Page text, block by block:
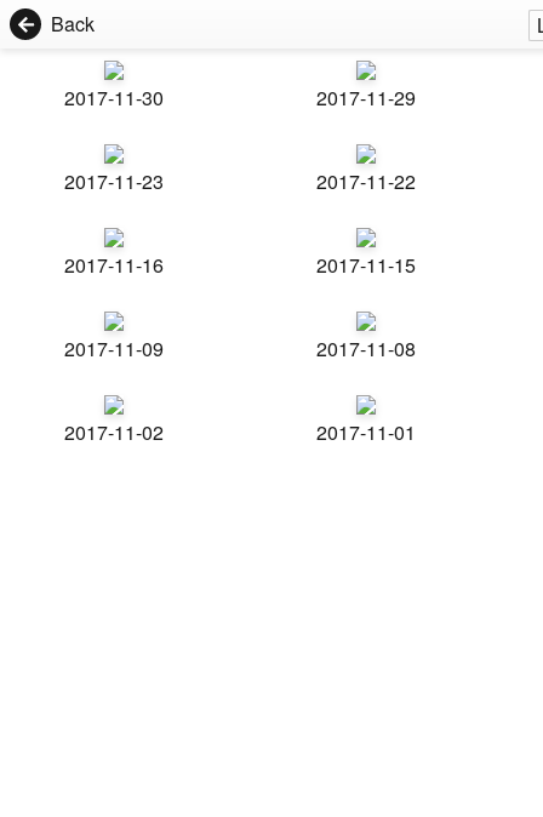
Back
2017-11-30 2017-11-29
2017-11-23 2017-11-22
2017-11-16 2017-11-15
2017-11-09 2017-11-08
2017-11-02 2017-11-01